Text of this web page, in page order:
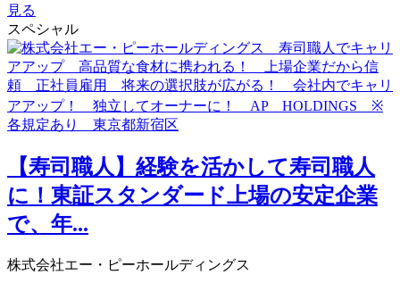
見る
スペシャル
【寿司職人】経験を活かして寿司職人
に！東証スタンダード上場の安定企業
で、年...
株式会社エー・ピーホールディングス